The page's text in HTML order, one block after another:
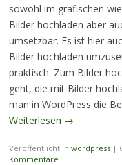
sowohl im grafischen
Bilder hochladen aber
umsetzbar. Es ist hier
Bilder hochladen
praktisch. Zum Bilder
geht, die mit Bilder
man in WordPress die
Weiterlesen →
Veröffentlicht in wordpress |
Kommentare